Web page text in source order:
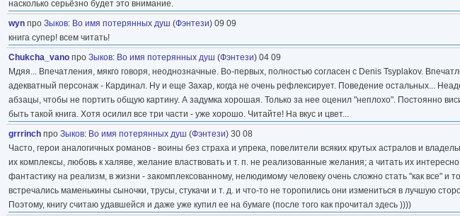
насколько серьёзно будет это внимание.
wyn про Зыков: Во имя потерянных душ (Фэнтези) 09 09
книга супер! всем читать!
Chukcha_vano про Зыков: Во имя потерянных душ (Фэнтези) 04 09
Мдяя... Впечатления, мякго говоря, неоднозначные. Во-первых, полностью согласен с Denis Tsyplakov.
адекватный персонаж - Кардинал. Ну и еще Захар, когда не очень рефлексирует. Поведение остальных...
абзацы, чтобы не портить общую картину. А задумка хорошая. Только за нее оценил "неплохо". Постоянно
быть такой книга. Хотя осилил все три части - уже хорошо. Читайте! На вкус и цвет...
grrrinch про Зыков: Во имя потерянных душ (Фэнтези) 30 08
Часто, герои аналогичных романов - воины без страха и упрека, повелители всяких крутых астралов и
их комплексы, любовь к халяве, желание властвовать и т. п. не реализованные желания; а читать их
фантастику на реализм, в жизни - закомплексованному, нелюдимому человеку очень сложно стать "как все" и
встречались маменькины сыночки, трусы, стукачи и т. д. и что-то не торопились они измениться в лучшую
Поэтому, книгу считаю удавшейся и даже уже купил ее на бумаге (после того как прочитал здесь ))))